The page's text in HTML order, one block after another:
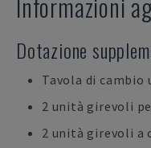
Dotazione
Tavola di cambio
2 unità girevoli
2 unità girevoli a